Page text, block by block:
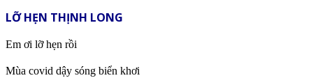
LỠ HẸN THỊNH LONG
Em ơi lỡ hẹn rồi
Mùa covid dậy sóng biển khơi